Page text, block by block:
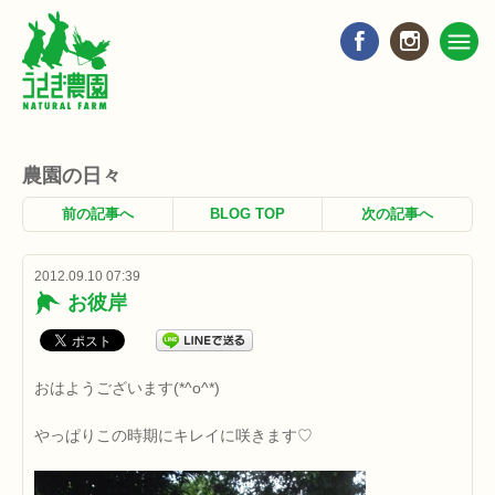
農園の日々
前の記事へ BLOG TOP 次の記事へ
2012.09.10 07:39
お彼岸
おはようございます(*^o^*)
やっぱりこの時期にキレイに咲きます♡